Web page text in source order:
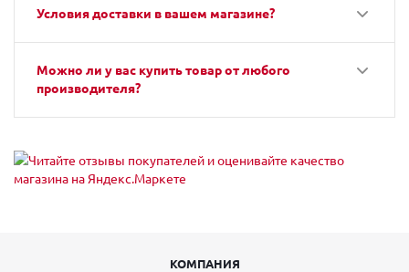
Условия доставки в вашем магазине?
Можно ли у вас купить товар от любого
производителя?
КОМПАНИЯ